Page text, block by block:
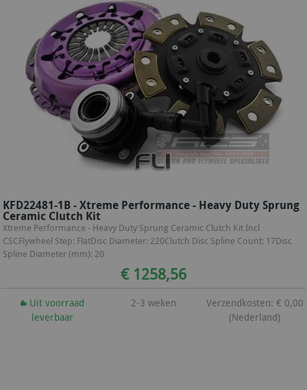
KFD22481-1B - Xtreme Performance - Heavy Duty Sprung
Ceramic Clutch Kit
Xtreme Performance - Heavy Duty Sprung Ceramic Clutch Kit Incl
CSCFlywheel Step: FlatDisc Diameter: 220Clutch Disc Spline Count: 17Disc
Spline Diameter (mm): 20
€ 1258,56
Uit voorraad
leverbaar
2-3 weken
Verzendkosten: € 0,00
(Nederland)